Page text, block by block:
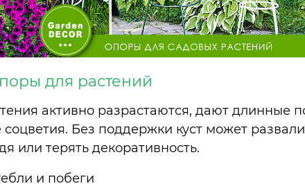
для растений
активно разрастаются, дают длинные
Без поддержки куст может
или терять декоративность.
и побеги